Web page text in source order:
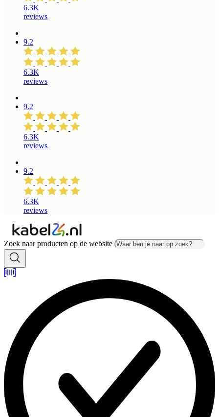
6.3K
reviews
9.2
6.3K
reviews
9.2
6.3K
reviews
9.2
6.3K
reviews
Zoek naar producten op de website